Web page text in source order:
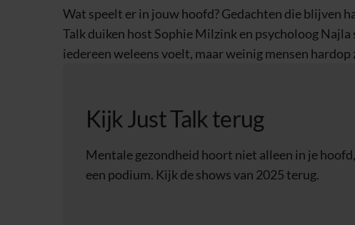
Wat speelt er in jouw hoofd? Gedachten die blijven
Talk duiken host Sophie Milzink en psycholoog
iedereen weleens voelt, maar weinig mensen hardop
Kijk Just Talk terug
Mentale gezondheid hoort niet alleen in je
een podium. Kijk de shows van 2025 terug.